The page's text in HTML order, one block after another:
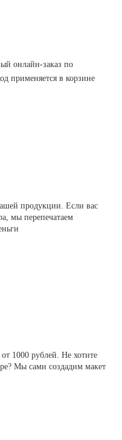
онлайн-заказ по
применяется в корзине
продукции. Если вас
мы перепечатаем
1000 рублей. Не хотите
Мы сами создадим макет